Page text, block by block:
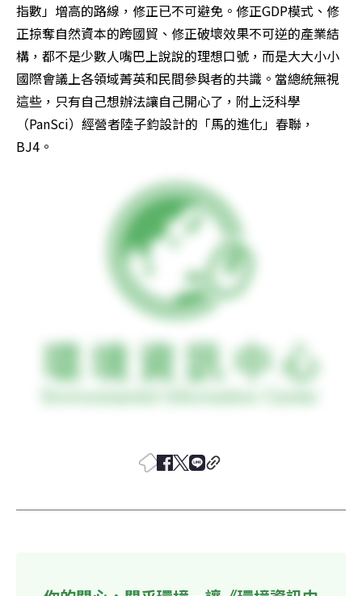
指數」增高的路線，修正已不可避免。修正GDP模式、修
正掠奪自然資本的跨國貿、修正破壞效果不可逆的產業結
構，都不是少數人嘴巴上說說的理想口號，而是大大小小
國際會議上各領域菁英和民間參與者的共識。當總統無視
這些，只有自己想辦法讓自己開心了，附上泛科學
（PanSci）經營者陸子鈞設計的「馬的進化」春聯，
BJ4。